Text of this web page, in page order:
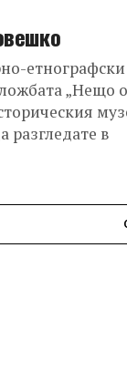
етнографски
„Нещо
разгледате в